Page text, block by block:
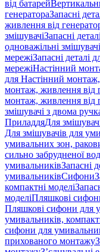
від батарей
генератораЗапасні
живлення від
змішувачіЗапасні
одноважільні змішувачі
мережіЗапасні деталі
мережіНастінний
для Настінний
монтаж, живлення від
монтаж, живлення від
змішувачі з двома
ПриладдяДля
Для змішувачів для
умивальних зон,
сильно забрудненої
умивальниківЗапасні
умивальниківСифони
компактні моделі
моделіПляшкові
Пляшкові сифони для
умивальників,
сифони для
прихованого монтажу